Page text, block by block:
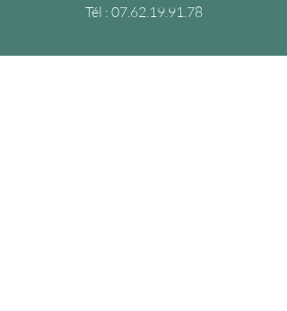
Tél : 07.62.19.91.78